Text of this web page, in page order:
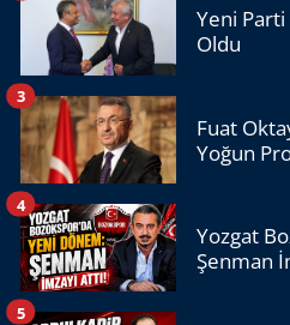
Yeni
Oldu
Fuat
Yoğun
3
Yozgat
Şenman
4
5